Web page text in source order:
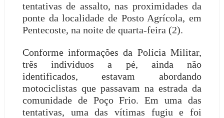
tentativas de assalto, nas proximidades da
ponte da localidade de Posto Agrícola, em
Pentecoste, na noite de quarta-feira (2).
Conforme informações da Polícia Militar,
três indivíduos a pé, ainda não
identificados, estavam abordando
motociclistas que passavam na estrada da
comunidade de Poço Frio. Em uma das
tentativas, uma das vítimas fugiu e foi